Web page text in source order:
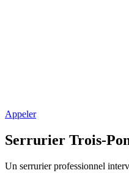
Appeler
Serrurier Trois-
Un serrurier professionnel